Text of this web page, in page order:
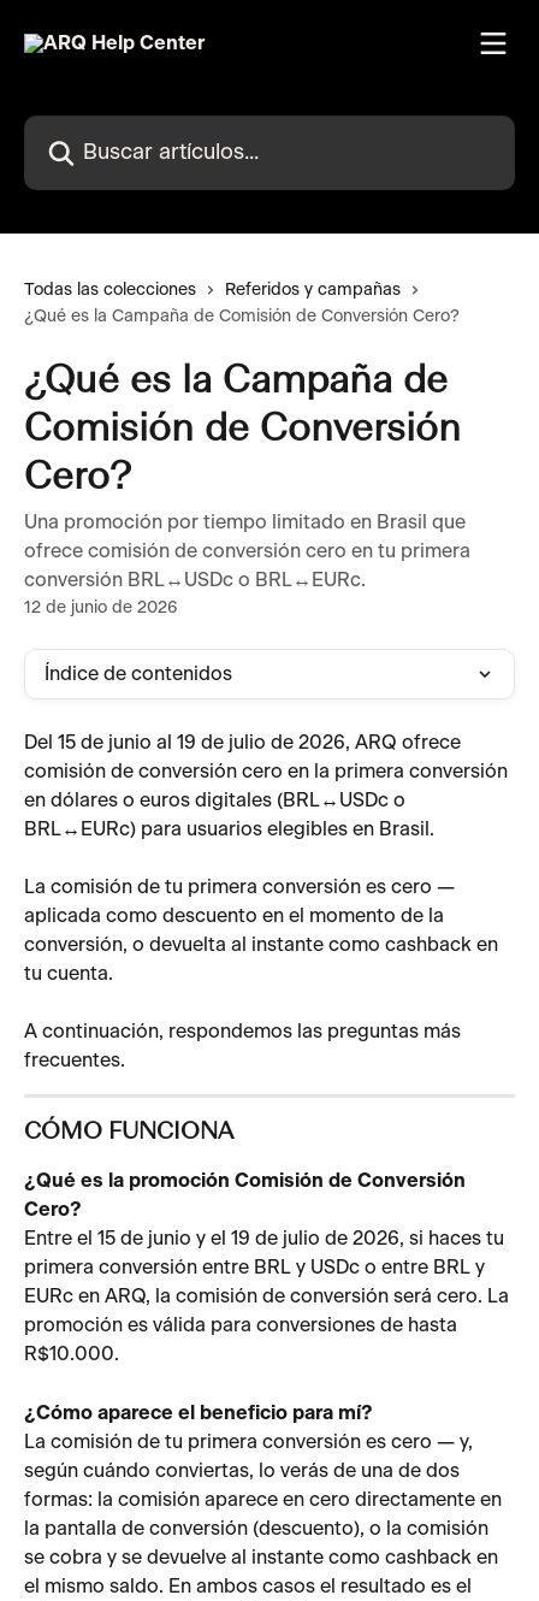
Buscar artículos...
Todas las colecciones
Referidos y campañas
¿Qué es la Campaña de Comisión de Conversión Cero?
¿Qué es la Campaña de
Comisión de Conversión
Cero?
Una promoción por tiempo limitado en Brasil que
ofrece comisión de conversión cero en tu primera
conversión BRL↔USDc o BRL↔EURc.
12 de junio de 2026
Índice de contenidos
Del 15 de junio al 19 de julio de 2026, ARQ ofrece
comisión de conversión cero en la primera conversión
en dólares o euros digitales (BRL↔USDc o
BRL↔EURc) para usuarios elegibles en Brasil.
La comisión de tu primera conversión es cero —
aplicada como descuento en el momento de la
conversión, o devuelta al instante como cashback en
tu cuenta.
A continuación, respondemos las preguntas más
frecuentes.
CÓMO FUNCIONA
¿Qué es la promoción Comisión de Conversión
Cero?
Entre el 15 de junio y el 19 de julio de 2026, si haces tu
primera conversión entre BRL y USDc o entre BRL y
EURc en ARQ, la comisión de conversión será cero. La
promoción es válida para conversiones de hasta
R$10.000.
¿Cómo aparece el beneficio para mí?
La comisión de tu primera conversión es cero — y,
según cuándo conviertas, lo verás de una de dos
formas: la comisión aparece en cero directamente en
la pantalla de conversión (descuento), o la comisión
se cobra y se devuelve al instante como cashback en
el mismo saldo. En ambos casos el resultado es el